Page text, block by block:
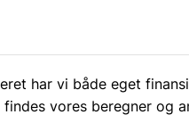
har vi både eget
vores beregner og